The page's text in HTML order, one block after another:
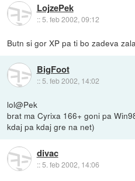
LojzePek
::5. feb 2002, 09:12
Butn si gor XP pa ti bo zadeva
BigFoot
:: 5. feb 2002, 14:02
lol@Pek
brat ma Cyrixa 166+ goni pa
kdaj pa kdaj gre na net)
divac
::5. feb 2002, 14:06